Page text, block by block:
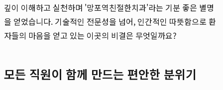
깊이 이해하고 실천하며 '망포역친절한치과'라는 기분 좋은 별명
을 얻었습니다. 기술적인 전문성을 넘어, 인간적인 따뜻함으로 환
자들의 마음을 얻고 있는 이곳의 비결은 무엇일까요?
모든 직원이 함께 만드는 편안한 분위기